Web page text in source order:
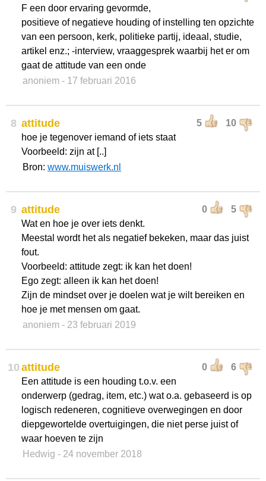
F een door ervaring gevormde,
positieve of negatieve houding of instelling ten opzichte
van een persoon, kerk, politieke partij, ideaal, studie,
artikel enz.; -interview, vraaggesprek waarbij het er om
gaat de attitude van een onde
anoniem - 17 februari 2016
8 5 10
attitude
hoe je tegenover iemand of iets staat
Voorbeeld: zijn at [..]
Bron: www.muiswerk.nl
9 0 5
attitude
Wat en hoe je over iets denkt.
Meestal wordt het als negatief bekeken, maar das juist
fout.
Voorbeeld: attitude zegt: ik kan het doen!
Ego zegt: alleen ik kan het doen!
Zijn de mindset over je doelen wat je wilt bereiken en
hoe je met mensen om gaat.
anoniem - 23 februari 2019
10 0 6
attitude
Een attitude is een houding t.o.v. een
onderwerp (gedrag, item, etc.) wat o.a. gebaseerd is op
logisch redeneren, cognitieve overwegingen en door
diepgewortelde overtuigingen, die niet perse juist of
waar hoeven te zijn
Hedwig - 24 november 2018